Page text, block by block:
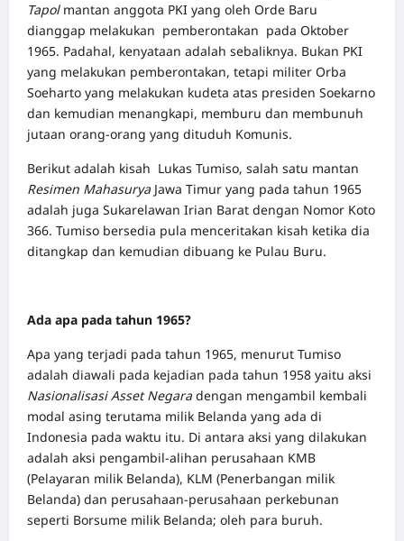
Tapol mantan anggota PKI yang oleh Orde Baru
dianggap melakukan pemberontakan pada Oktober
1965. Padahal, kenyataan adalah sebaliknya. Bukan PKI
yang melakukan pemberontakan, tetapi militer Orba
Soeharto yang melakukan kudeta atas presiden Soekarno
dan kemudian menangkapi, memburu dan membunuh
jutaan orang-orang yang dituduh Komunis.
Berikut adalah kisah Lukas Tumiso, salah satu mantan
Resimen Mahasurya Jawa Timur yang pada tahun 1965
adalah juga Sukarelawan Irian Barat dengan Nomor Koto
366. Tumiso bersedia pula menceritakan kisah ketika dia
ditangkap dan kemudian dibuang ke Pulau Buru.
Ada apa pada tahun 1965?
Apa yang terjadi pada tahun 1965, menurut Tumiso
adalah diawali pada kejadian pada tahun 1958 yaitu aksi
Nasionalisasi Asset Negara dengan mengambil kembali
modal asing terutama milik Belanda yang ada di
Indonesia pada waktu itu. Di antara aksi yang dilakukan
adalah aksi pengambil-alihan perusahaan KMB
(Pelayaran milik Belanda), KLM (Penerbangan milik
Belanda) dan perusahaan-perusahaan perkebunan
seperti Borsume milik Belanda; oleh para buruh.